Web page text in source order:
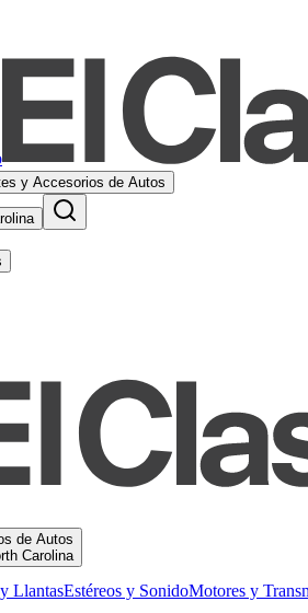
y Accesorios de Autos
de Autos
Carolina
LlantasEstéreos y SonidoMotores y